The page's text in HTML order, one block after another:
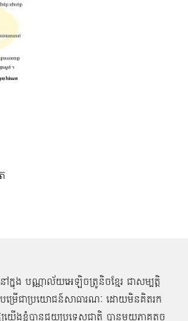
នុង បណ្ណាល័យអេឡិចត្រូនិចខ្មែរ ជាសម្បតិ្ត
បម្រើជាប្រយោជន៍សាធារណៈ ដោយមិនគិតរក